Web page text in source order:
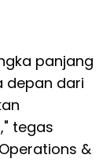
panjang
depan dari
tegas
&